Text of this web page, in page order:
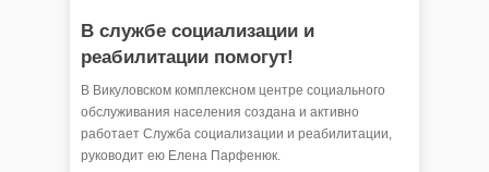
В службе социализации и
реабилитации помогут!
В Викуловском комплексном центре социального
обслуживания населения создана и активно
работает Служба социализации и реабилитации,
руководит ею Елена Парфенюк.